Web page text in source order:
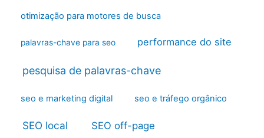
otimização para motores de busca
palavras-chave para seo performance do site
pesquisa de palavras-chave
seo e marketing digital seo e tráfego orgânico
SEO local SEO off-page